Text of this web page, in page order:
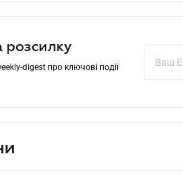
розсилку
digest про ключові події